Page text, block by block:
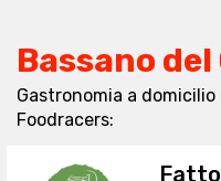
Bassano
Gastronomia a domicilio
Foodracers: